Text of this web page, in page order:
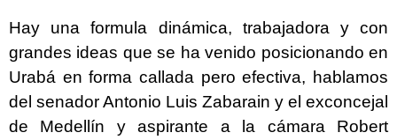
Hay una formula dinámica, trabajadora y con
grandes ideas que se ha venido posicionando en
Urabá en forma callada pero efectiva, hablamos
del senador Antonio Luis Zabarain y el exconcejal
de Medellín y aspirante a la cámara Robert